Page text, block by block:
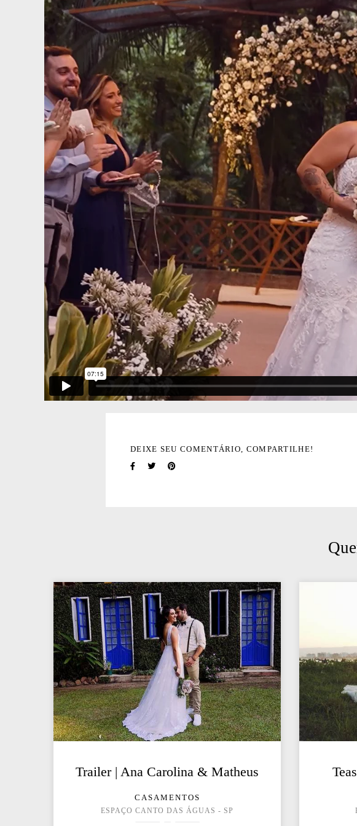
DEIXE SEU COMENTÁRIO, COMPARTILHE!
Trailer | Ana Carolina & Matheus
CASAMENTOS
ESPAÇO CANTO DAS ÁGUAS - SP